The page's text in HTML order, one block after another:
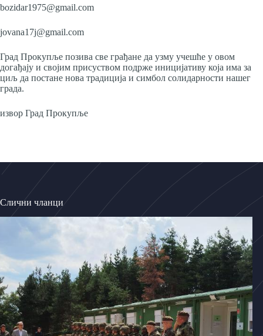
bozidar1975@gmail.com
jovana17j@gmail.com
Град Прокупље позива све грађане да узму учешће у овом
догађају и својим присуством подрже иницијативу која има за
циљ да постане нова традиција и симбол солидарности нашег
града.
извор Град Прокупље
Слични чланци